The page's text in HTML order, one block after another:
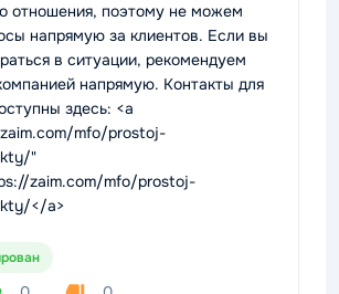
отношения, поэтому не можем
напрямую за клиентов. Если вы
в ситуации, рекомендуем
напрямую. Контакты для
здесь: <a
mfo/prostoj-
"
zaim.com/mfo/prostoj-
</a>